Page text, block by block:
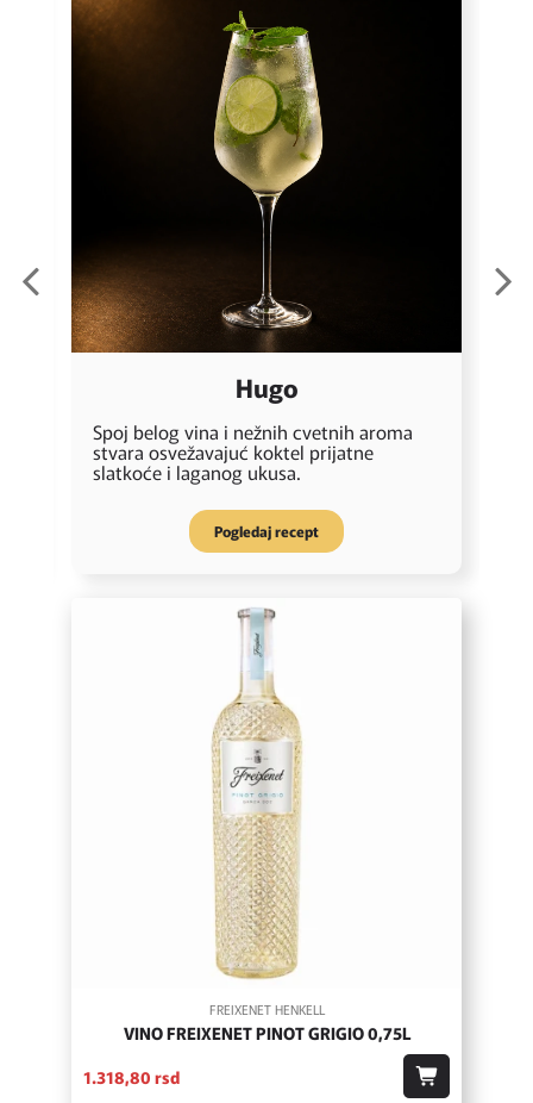
Hugo
Spoj belog vina i nežnih cvetnih aroma
stvara osvežavajuć koktel prijatne
slatkoće i laganog ukusa.
Pogledaj recept
FREIXENET HENKELL
VINO FREIXENET PINOT GRIGIO 0,75L
1.318,80 rsd